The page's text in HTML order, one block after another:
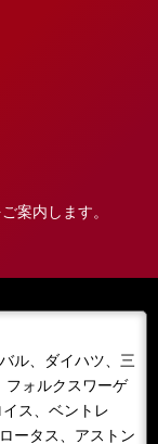
案内します。
ル、ダイハツ、三
フォルクスワーゲ
ス、ベントレ
ータス、アストン